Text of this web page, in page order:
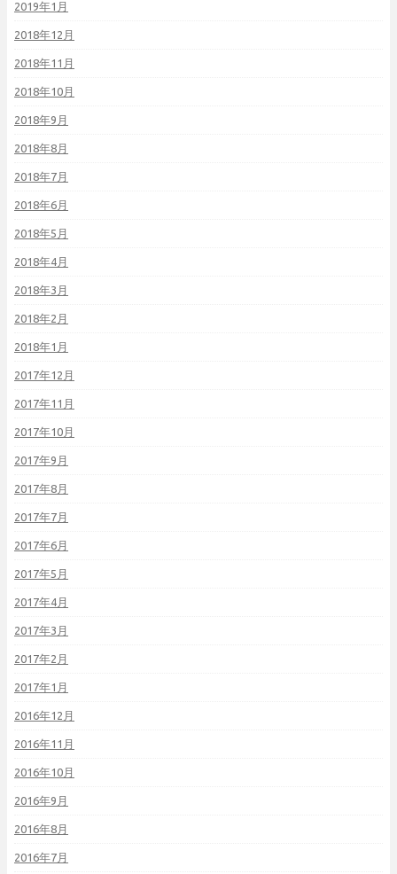
2019年1月
2018年12月
2018年11月
2018年10月
2018年9月
2018年8月
2018年7月
2018年6月
2018年5月
2018年4月
2018年3月
2018年2月
2018年1月
2017年12月
2017年11月
2017年10月
2017年9月
2017年8月
2017年7月
2017年6月
2017年5月
2017年4月
2017年3月
2017年2月
2017年1月
2016年12月
2016年11月
2016年10月
2016年9月
2016年8月
2016年7月